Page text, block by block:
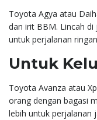
Toyota Agya atau
dan irit BBM. Lincah
untuk perjalanan
Untuk
Toyota Avanza atau
orang dengan bagasi
lebih untuk perjalanan